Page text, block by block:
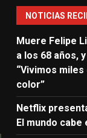
NOTICIAS
Muere Felipe
a los 68 años,
“Vivimos
color”
Netflix
El mundo cabe